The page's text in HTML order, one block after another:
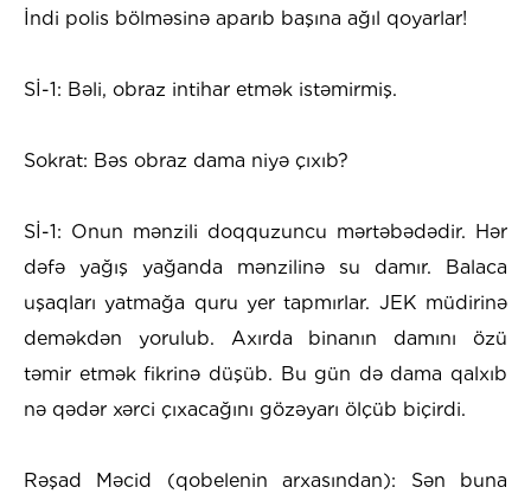
İndi polis bölməsinə aparıb başına ağıl qoyarlar!
Sİ-1: Bəli, obraz intihar etmək istəmirmiş.
Sokrat: Bəs obraz dama niyə çıxıb?
Sİ-1: Onun mənzili doqquzuncu mərtəbədədir. Hər
dəfə yağış yağanda mənzilinə su damır. Balaca
uşaqları yatmağa quru yer tapmırlar. JEK müdirinə
deməkdən yorulub. Axırda binanın damını özü
təmir etmək fikrinə düşüb. Bu gün də dama qalxıb
nə qədər xərci çıxacağını gözəyarı ölçüb biçirdi.
Rəşad Məcid (qobelenin arxasından): Sən buna